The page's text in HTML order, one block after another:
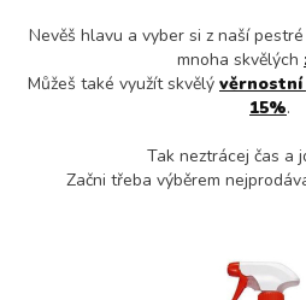
Nevěš hlavu a vyber si z naší
mnoha skvělých
Můžeš také využít skvělý věrnostní
15%.
Tak neztrácej čas a
Začni třeba výběrem